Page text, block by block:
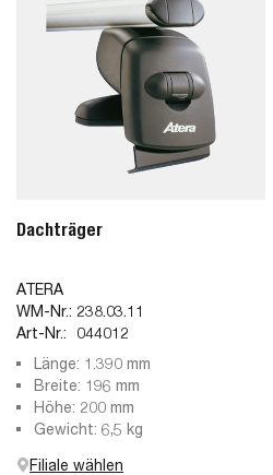
Dachträger
ATERA
WM-Nr.: 238.03.11
Art-Nr.:
044012
Länge: 1.390 mm
Breite: 196 mm
Höhe: 200 mm
Gewicht: 6,5 kg
Filiale wählen